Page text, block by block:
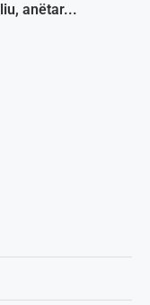
anëtar...